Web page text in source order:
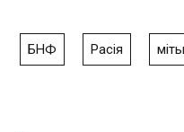
БНФ Расія